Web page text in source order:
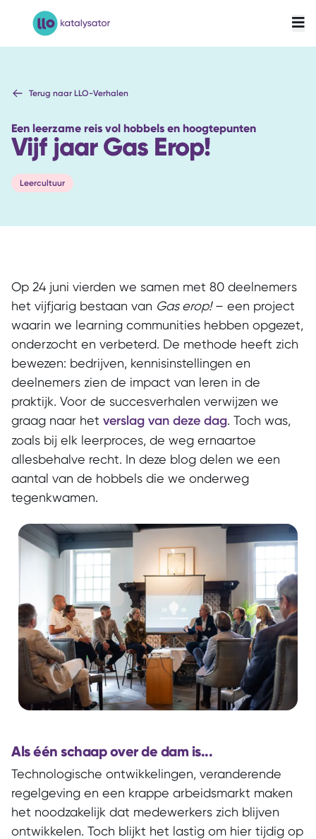
LLO-Katalysator
Terug naar LLO-Verhalen
Een leerzame reis vol hobbels en hoogtepunten
Vijf jaar Gas Erop!
Leercultuur
Op 24 juni vierden we samen met 80 deelnemers
het vijfjarig bestaan van Gas erop!– een project
waarin we learning communities hebben opgezet,
onderzocht en verbeterd. De methode heeft zich
bewezen: bedrijven, kennisinstellingen en
deelnemers zien de impact van leren in de
praktijk. Voor de succesverhalen verwijzen we
graag naar het verslag van deze dag. Toch was,
zoals bij elk leerproces, de weg ernaartoe
allesbehalve recht. In deze blog delen we een
aantal van de hobbels die we onderweg
tegenkwamen.
Als één schaap over de dam is...
Technologische ontwikkelingen, veranderende
regelgeving en een krappe arbeidsmarkt maken
het noodzakelijk dat medewerkers zich blijven
ontwikkelen. Toch blijkt het lastig om hier tijdig op